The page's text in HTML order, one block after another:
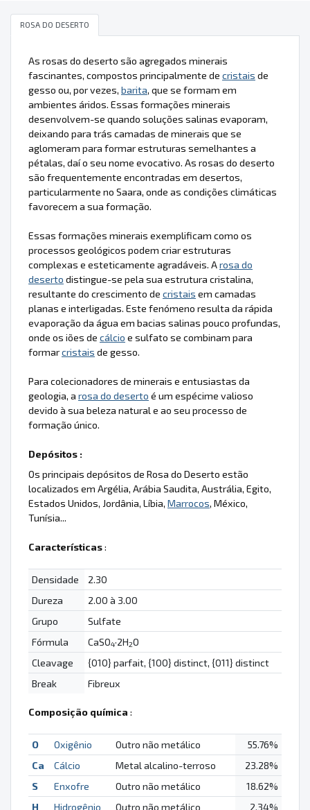
ROSA DO DESERTO
As rosas do deserto são agregados minerais
fascinantes, compostos principalmente de cristais de
gesso ou, por vezes, barita, que se formam em
ambientes áridos. Essas formações minerais
desenvolvem-se quando soluções salinas evaporam,
deixando para trás camadas de minerais que se
aglomeram para formar estruturas semelhantes a
pétalas, daí o seu nome evocativo. As rosas do deserto
são frequentemente encontradas em desertos,
particularmente no Saara, onde as condições climáticas
favorecem a sua formação.
Essas formações minerais exemplificam como os
processos geológicos podem criar estruturas
complexas e esteticamente agradáveis. Arosa do
deserto distingue-se pela sua estrutura cristalina,
resultante do crescimento de cristais em camadas
planas e interligadas. Este fenómeno resulta da rápida
evaporação da água em bacias salinas pouco profundas,
onde os iões de cálcio e sulfato se combinam para
formarcristais de gesso.
Para colecionadores de minerais e entusiastas da
geologia, a rosa do deserto é um espécime valioso
devido à sua beleza natural e ao seu processo de
formação único.
Depósitos :
Os principais depósitos de Rosa do Deserto estão
localizados em Argélia, Arábia Saudita, Austrália, Egito,
Estados Unidos, Jordânia, Líbia, Marrocos, México,
Tunísia...
Características:
Densidade
2.30
Dureza
2.00 à 3.00
Grupo
Sulfate
Fórmula
CaSO4·2H2O
Cleavage
{010} parfait, {100} distinct, {011} distinct
Break
Fibreux
Composição química :
O Oxigênio Outro não metálico
55.76%
Ca
Cálcio Metal alcalino-terroso
23.28%
S
Enxofre Outro não metálico
18.62%
H
Hidrogênio Outro não metálico 2.34%